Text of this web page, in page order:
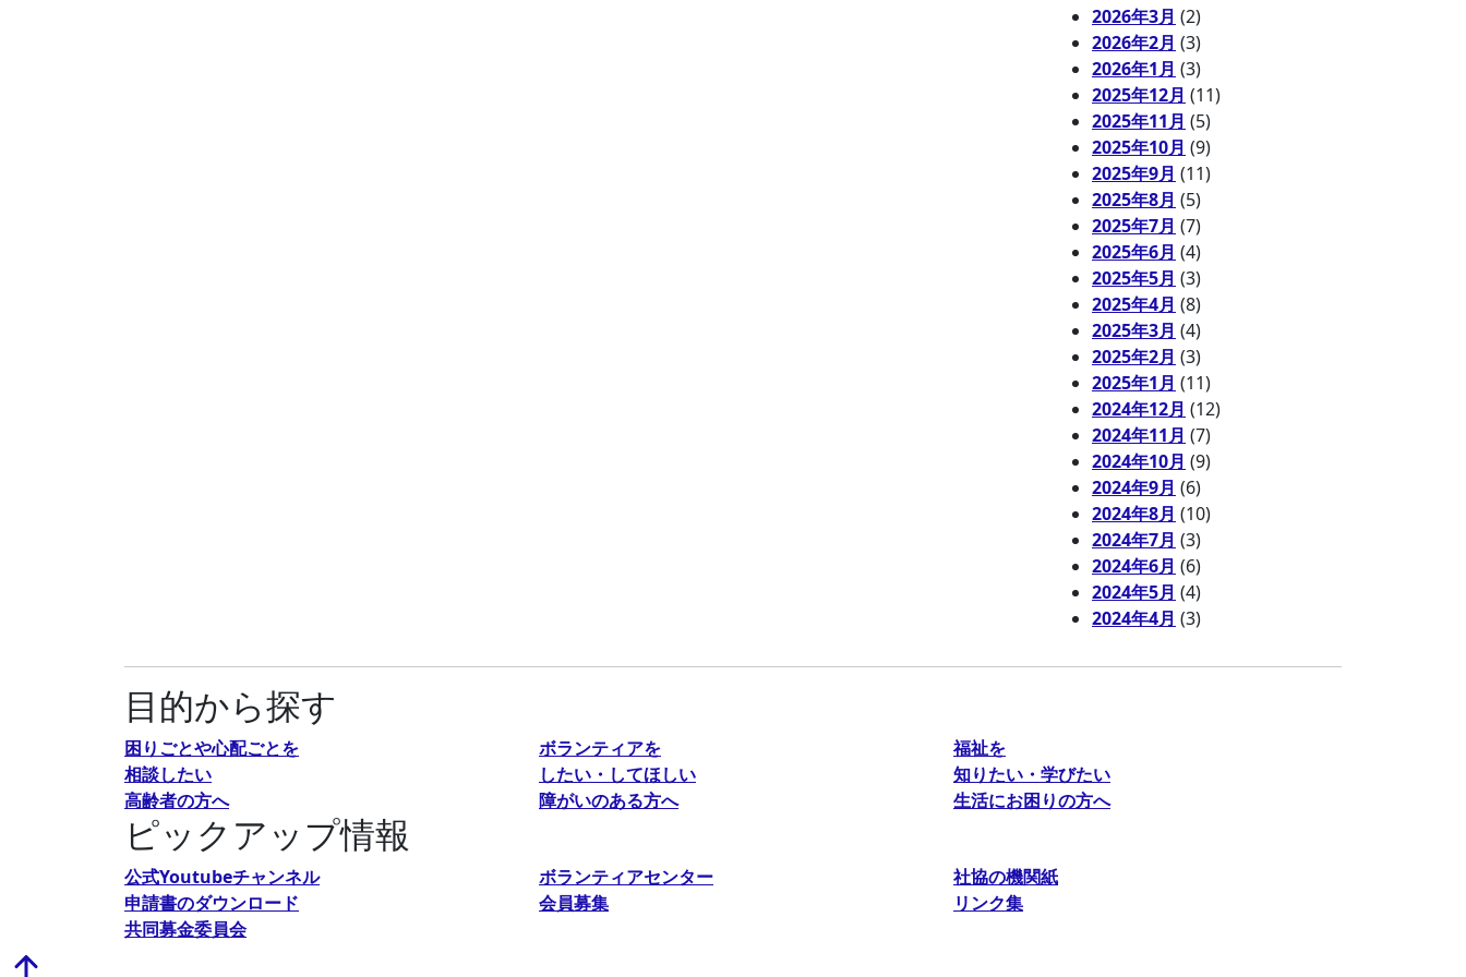
2026年3月 (2)
2026年2月 (3)
2026年1月 (3)
2025年12月 (11)
2025年11月 (5)
2025年10月 (9)
2025年9月 (11)
2025年8月 (5)
2025年7月 (7)
2025年6月 (4)
2025年5月 (3)
2025年4月 (8)
2025年3月 (4)
2025年2月 (3)
2025年1月 (11)
2024年12月 (12)
2024年11月 (7)
2024年10月 (9)
2024年9月 (6)
2024年8月 (10)
2024年7月 (3)
2024年6月 (6)
2024年5月 (4)
2024年4月 (3)
目的から探す
困りごとや心配ごとを
相談したい
ボランティアを
したい・してほしい
福祉を
知りたい・学びたい
高齢者の方へ
障がいのある方へ 生活にお困りの方へ
ピックアップ情報
公式Youtubeチャンネル ボランティアセンター
社協の機関紙
申請書のダウンロード
会員募集
リンク集
共同募金委員会